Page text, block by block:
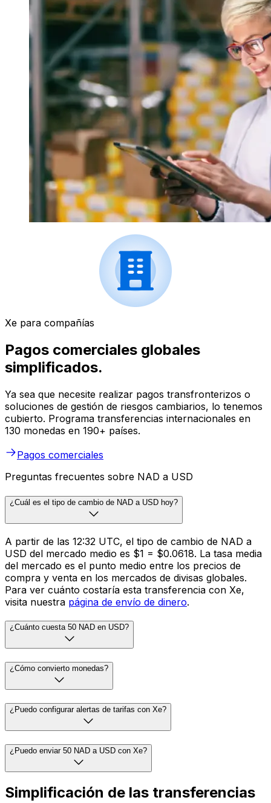
Xe para compañías
Pagos comerciales globales
simplificados.
Ya sea que necesite realizar pagos transfronterizos o
soluciones de gestión de riesgos cambiarios, lo tenemos
cubierto. Programa transferencias internacionales en
130 monedas en 190+ países.
Pagos comerciales
Preguntas frecuentes sobre NAD a USD
¿Cuál es el tipo de cambio de NAD a USD hoy?
A partir de las 12:32 UTC, el tipo de cambio de NAD a
USD del mercado medio es $1 = $0.0618. La tasa media
del mercado es el punto medio entre los precios de
compra y venta en los mercados de divisas globales.
Para ver cuánto costaría esta transferencia con Xe,
visita nuestra página de envío de dinero.
¿Cuánto cuesta 50 NAD en USD?
¿Cómo convierto monedas?
¿Puedo configurar alertas de tarifas con Xe?
¿Puedo enviar 50 NAD a USD con Xe?
Simplificación de las transferencias